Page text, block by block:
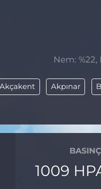
Nem: %22,
Akçakent Akpınar
BASINÇ
1009